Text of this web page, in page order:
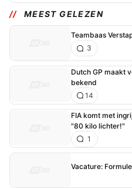
MEEST GELEZEN
Teambaas
3
Dutch GP maakt
bekend
14
FIA komt met
"80 kilo lichter!"
1
Vacature: